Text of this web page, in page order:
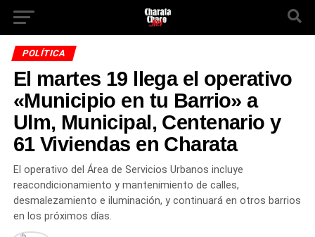
POLÍTICA
El martes 19 llega el operativo
«Municipio en tu Barrio» a
Ulm, Municipal, Centenario y
61 Viviendas en Charata
El operativo del Área de Servicios Urbanos incluye
reacondicionamiento y mantenimiento de calles,
desmalezamiento e iluminación, y continuará en otros barrios
en los próximos días.